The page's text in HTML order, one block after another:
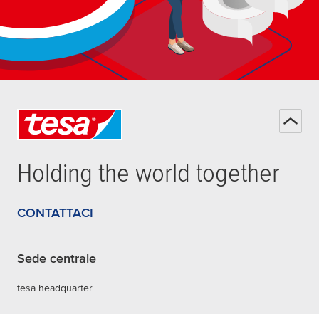
Holding the world together
CONTATTACI
Sede centrale
tesa headquarter